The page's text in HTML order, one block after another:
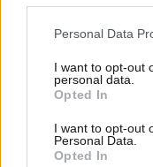
Please note that this
not limited to your
grant or deny
use your data for
consent section.
Personal Data
I want to opt-out
personal data.
Opted In
I want to opt-out
Personal Data.
Opted In
παππού του με τη
παππού, Σταμάτης,
του Μίμη Δομάζου